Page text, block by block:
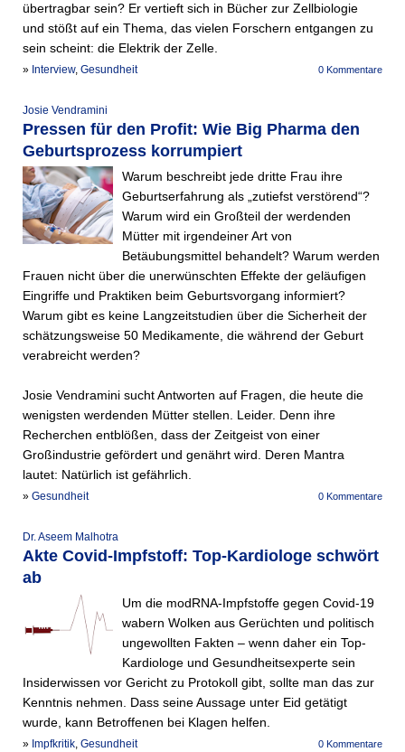
übertragbar sein? Er vertieft sich in Bücher zur Zellbiologie
und stößt auf ein Thema, das vielen Forschern entgangen zu
sein scheint: die Elek­trik der Zelle.
0 Kommentare
» Interview, Gesundheit
Josie Vendramini
Pressen für den Profit: Wie Big Pharma den
Geburtsprozess korrumpiert
Warum beschreibt jede dritte Frau ihre
Geburtserfahrung als „zutiefst verstörend“?
Warum wird ein Großteil der werdenden
Mütter mit irgendeiner Art von
Betäubungsmittel behandelt? Warum werden
Frauen nicht über die unerwünschten Effekte der geläufigen
Eingriffe und Praktiken beim Geburtsvorgang informiert?
Warum gibt es keine Langzeitstudien über die Sicherheit der
schätzungsweise 50 Medikamente, die während der Geburt
verabreicht werden?
Josie Vendramini sucht Antworten auf Fragen, die heute die
wenigsten werdenden Mütter stellen. Leider. Denn ihre
Recherchen entblößen, dass der Zeitgeist von einer
Großindustrie gefördert und genährt wird. Deren Mantra
lautet: Natürlich ist gefährlich.
0 Kommentare
» Gesundheit
Dr. Aseem Malhotra
Akte Covid-Impfstoff: Top-Kardiologe schwört
ab
Um die modRNA-Impfstoffe gegen Covid-19
wabern Wolken aus Gerüchten und politisch
ungewollten Fakten – wenn daher ein Top-
Kardiologe und Gesundheitsexperte sein
Insiderwissen vor Gericht zu Protokoll gibt, sollte man das zur
Kenntnis nehmen. Dass seine Aussage unter Eid getätigt
wurde, kann Betroffenen bei Klagen helfen.
0 Kommentare
» Impfkritik, Gesundheit